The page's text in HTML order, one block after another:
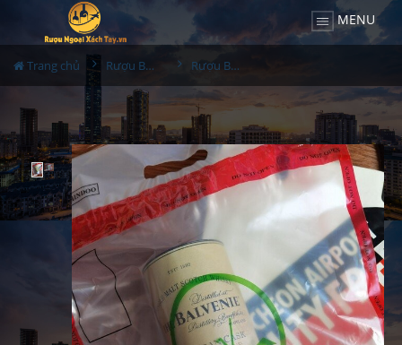
MENU
Trang chủ Rượu Balvenie Rượu Balvenie 14YO Duty Hàn